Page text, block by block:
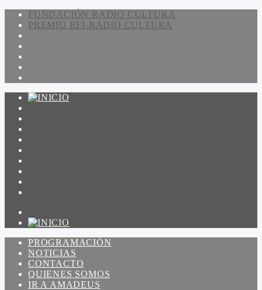
FUNDACIÓN RADIO CULTURA
PREMIO RFI-RADIO CULTURA
PROGRAMACIÓN
NOTICIAS
CONTACTO
QUIENES SOMOS
IR A AMADEUS